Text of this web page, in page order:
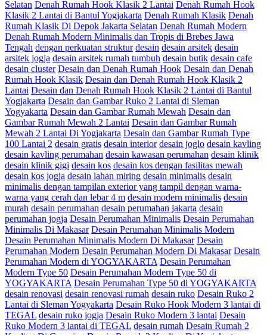
Selatan Denah Rumah Hook Klasik 2 Lantai Denah Rumah Hook
Klasik 2 Lantai di Bantul Yogjakarta Denah Rumah Klasik Denah
Rumah Klasik Di Depok Jakarta Selatan Denah Rumah Modern
Denah Rumah Modern Minimalis dan Tropis di Brebes Jawa
Tengah dengan perkuatan struktur desain desain arsitek desain
arsitek jogja desain arsitek rumah tumbuh desain butik desain cafe
desain cluster Desain dan Denah Rumah Hook Desain dan Denah
Rumah Hook Klasik Desain dan Denah Rumah Hook Klasik 2
Lantai Desain dan Denah Rumah Hook Klasik 2 Lantai di Bantul
Yogjakarta Desain dan Gambar Ruko 2 Lantai di Sleman
Yogyakarta Desain dan Gambar Rumah Mewah Desain dan
Gambar Rumah Mewah 2 Lantai Desain dan Gambar Rumah
Mewah 2 Lantai Di Yogjakarta Desain dan Gambar Rumah Type
100 Lantai 2 desain gratis desain interior desain joglo desain kavling
desain kavling perumahan desain kawasan perumahan desain klinik
desain klinik gigi desain kos desain kos dengan fasilitas mewah
desain kos jogja desain lahan miring desain minimalis desain
minimalis dengan tampilan exterior yang tampil dengan warna-
warna yang cerah dan lebar 4 m desain modern minimalis desain
murah desain perumahan desain perumahan jakarta desain
perumahan jogja Desain Perumahan Minimalis Desain Perumahan
Minimalis Di Makasar Desain Perumahan Minimalis Modern
Desain Perumahan Minimalis Modern Di Makasar Desain
Perumahan Modern Desain Perumahan Modern Di Makasar Desain
Perumahan Modern di YOGYAKARTA Desain Perumahan
Modern Type 50 Desain Perumahan Modern Type 50 di
YOGYAKARTA Desain Perumahan Type 50 di YOGYAKARTA
desain renovasi desain renovasi rumah desain ruko Desain Ruko 2
Lantai di Sleman Yogyakarta Desain Ruko Hook Modern 3 lantai di
TEGAL desain ruko jogja Desain Ruko Modern 3 lantai Desain
Ruko Modern 3 lantai di TEGAL desain rumah Desain Rumah 2